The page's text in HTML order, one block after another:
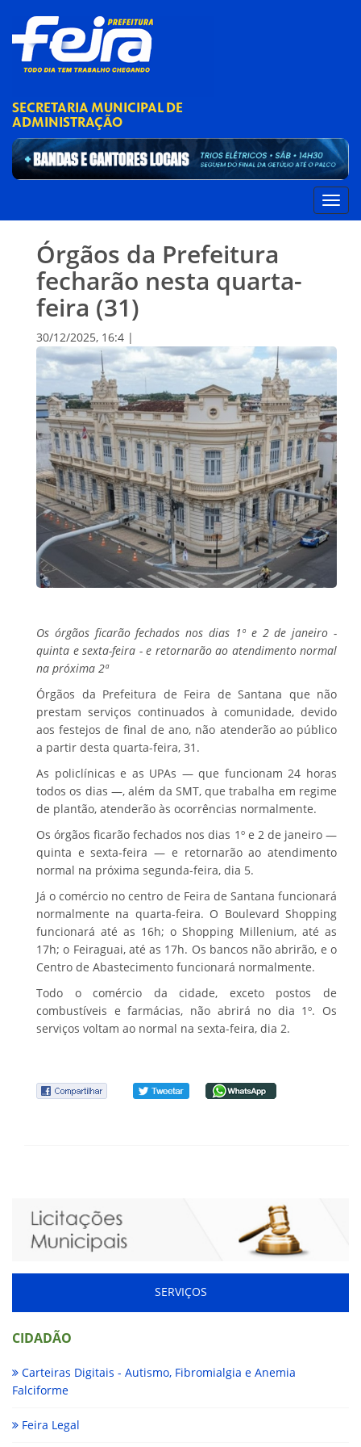
SECRETARIA MUNICIPAL DE
ADMINISTRAÇÃO
Órgãos da Prefeitura
fecharão nesta quarta-
feira (31)
30/12/2025, 16:4 |
Os órgãos ficarão fechados nos dias 1º e 2 de janeiro -
quinta e sexta-feira - e retornarão ao atendimento normal
na próxima 2ª
Órgãos da Prefeitura de Feira de Santana que não
prestam serviços continuados à comunidade, devido
aos festejos de final de ano, não atenderão ao público
a partir desta quarta-feira, 31.
As policlínicas e as UPAs — que funcionam 24 horas
todos os dias —, além da SMT, que trabalha em regime
de plantão, atenderão às ocorrências normalmente.
Os órgãos ficarão fechados nos dias 1º e 2 de janeiro —
quinta e sexta-feira — e retornarão ao atendimento
normal na próxima segunda-feira, dia 5.
Já o comércio no centro de Feira de Santana funcionará
normalmente na quarta-feira. O Boulevard Shopping
funcionará até as 16h; o Shopping Millenium, até as
17h; o Feiraguai, até as 17h. Os bancos não abrirão, e o
Centro de Abastecimento funcionará normalmente.
Todo o comércio da cidade, exceto postos de
combustíveis e farmácias, não abrirá no dia 1º. Os
serviços voltam ao normal na sexta-feira, dia 2.
SERVIÇOS
CIDADÃO
Carteiras Digitais - Autismo, Fibromialgia e Anemia
Falciforme
Feira Legal